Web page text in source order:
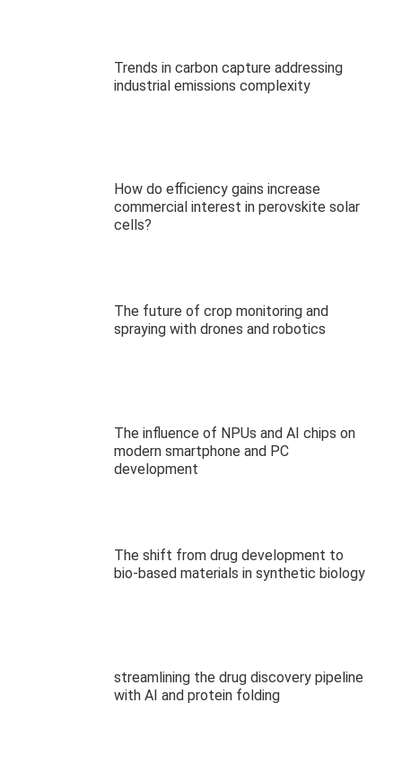
Trends in carbon capture addressing
industrial emissions complexity
How do efficiency gains increase
commercial interest in perovskite solar
cells?
The future of crop monitoring and
spraying with drones and robotics
The influence of NPUs and AI chips on
modern smartphone and PC
development
The shift from drug development to
bio-based materials in synthetic biology
streamlining the drug discovery pipeline
with AI and protein folding